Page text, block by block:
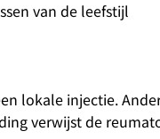
van de leefstijl
lokale injectie.
verwijst de